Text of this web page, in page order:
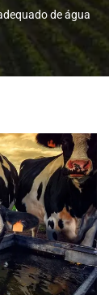
de água